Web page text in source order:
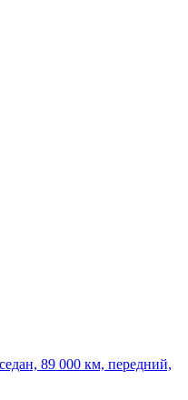
89 000 км, передний,